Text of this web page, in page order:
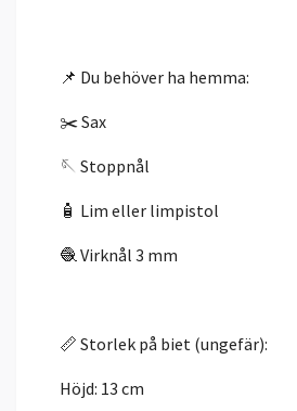
📌 Du behöver ha hemma:
✂️ Sax
🪡 Stoppnål
🧴 Lim eller limpistol
🧶 Virknål 3 mm
📏 Storlek på biet (ungefär):
Höjd: 13 cm